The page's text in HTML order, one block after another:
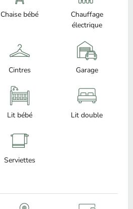
Chaise bébé
Chauffage
électrique
Cintres Garage
Lit bébé Lit double
Serviettes